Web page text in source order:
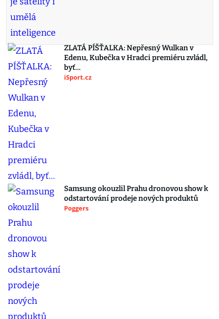
ZLATÁ PÍŠŤALKA: Nepřesný Wulkan v
Edenu, Kubečka v Hradci premiéru zvládl,
byť…
iSport.cz
Samsung okouzlil Prahu dronovou show k
odstartování prodeje nových produktů
Poggers